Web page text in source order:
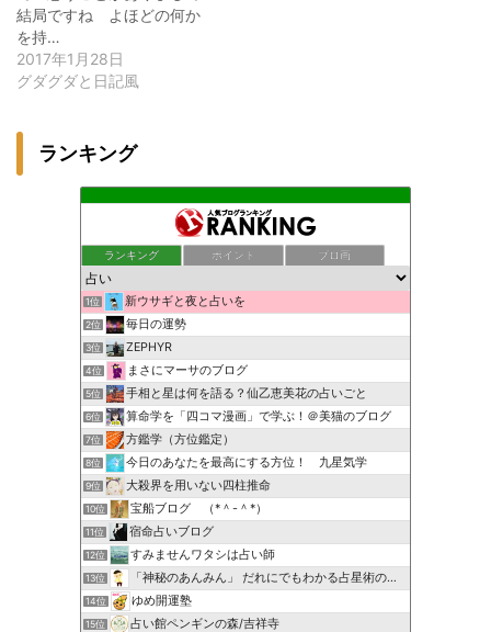
結局ですね よほどの何か
を持…
2017年1月28日
グダグダと日記風
ランキング
ランキング ポイント ブロ画
1位 新ウサギと夜と占いを
2位 毎日の運勢
3位 ZEPHYR
4位 まさにマーサのブログ
5位 手相と星は何を語る？仙乙恵美花の占いごと
6位 算命学を「四コマ漫画」で学ぶ！＠美猫のブログ
7位 方鑑学（方位鑑定）
8位 今日のあなたを最高にする方位！ 九星気学
9位 大殺界を用いない四柱推命
10位 宝船ブログ （*＾-＾*）
11位 宿命占いブログ
12位 すみませんワタシは占い師
13位 「神秘のあんみん」 だれにでもわかる占星術の極意『サビアン…
14位 ゆめ開運塾
15位
占い館ペンギンの森/吉祥寺